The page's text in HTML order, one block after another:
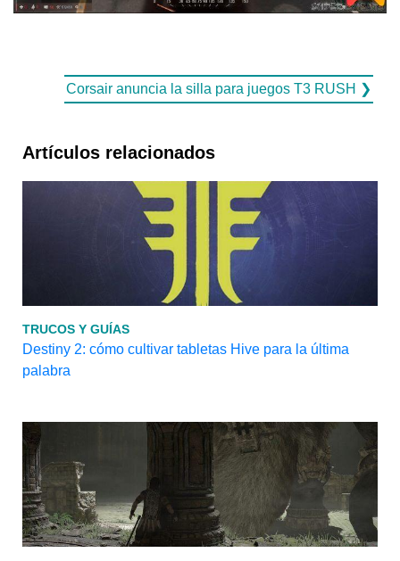
Corsair anuncia la silla para juegos T3 RUSH ❯
Artículos relacionados
TRUCOS Y GUÍAS
Destiny 2: cómo cultivar tabletas Hive para la última
palabra